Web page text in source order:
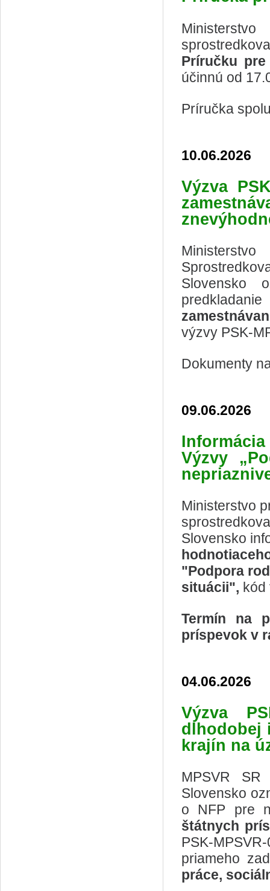
Príručku
účinnú od
Príručka
10.06.2026
Výzva
Slovensko
výzvy PSK-
Dokumenty
09.06.2026
Výzvy
Ministerstvo
Slovensko
"Podpora
situácii", kód
Termín na
príspevok v
04.06.2026
Výzva
dlhodobej
krajín na
MPSVR SR
Slovensko
o NFP pre
štátnych
PSK-
priameho
práce,